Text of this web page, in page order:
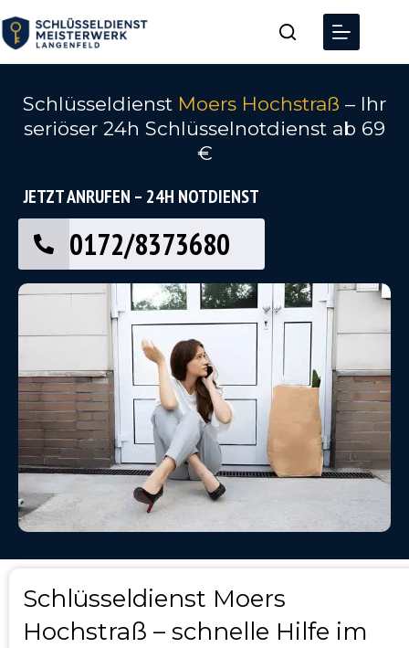
Schlüsseldienst Moers Hochstraß – Ihr
seriöser 24h Schlüsselnotdienst ab 69
€
JETZT ANRUFEN – 24H NOTDIENST
0172/8373680
Schlüsseldienst Moers
Hochstraß – schnelle Hilfe im